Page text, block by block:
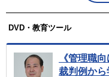
DVD・教育ツール
《管理職
裁判例か